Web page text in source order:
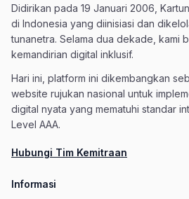
Didirikan pada 19 Januari 2006,
di Indonesia yang diinisiasi dan
tunanetra. Selama dua dekade, kami
kemandirian digital inklusif.
Hari ini, platform ini dikembangkan
website rujukan nasional untuk
digital nyata yang mematuhi standar
Level AAA.
Hubungi Tim Kemitraan
Informasi